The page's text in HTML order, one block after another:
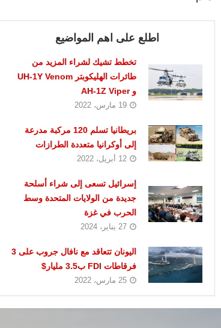
اطلع على اهم المواضيع
تخطط تشيك لشراء المزيد من
طائرات الهليكوبتر UH-1Y Venom
و AH-1Z Viper
19 مارس، 2022
بريطانيا تسلم 120 مركبة مدرعة
إلى أوكرانيا متعددة الطرازات
12 أبريل، 2022
إسرائيل تسعى إلى شراء أسلحة
جديدة من الولايات المتحدة وسط
الحرب في غزة
27 يناير، 2024
اليونان تتعاقد مع نافال جروب على 3
فرقاطات FDI ب3.5 مليار$
25 مارس، 2022